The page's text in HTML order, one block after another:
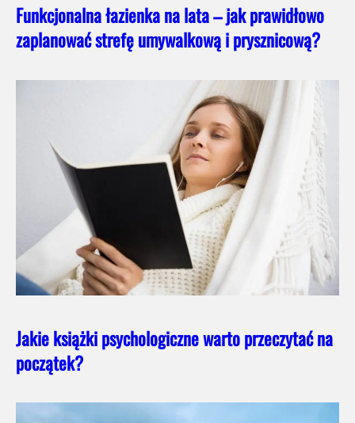
Funkcjonalna łazienka na lata – jak prawidłowo
zaplanować strefę umywalkową i prysznicową?
Jakie książki psychologiczne warto przeczytać na
początek?